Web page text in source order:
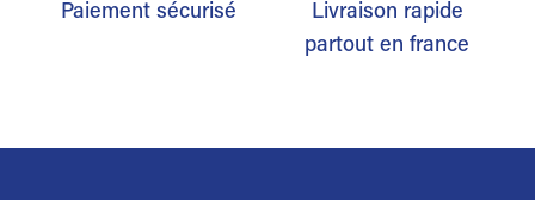
Paiement sécurisé
Livraison rapide
partout en france